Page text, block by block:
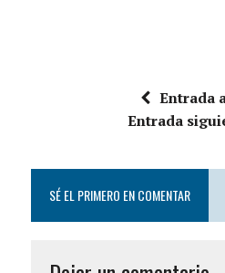
Entrada
Entrada
SÉ EL PRIMERO EN COMENTAR